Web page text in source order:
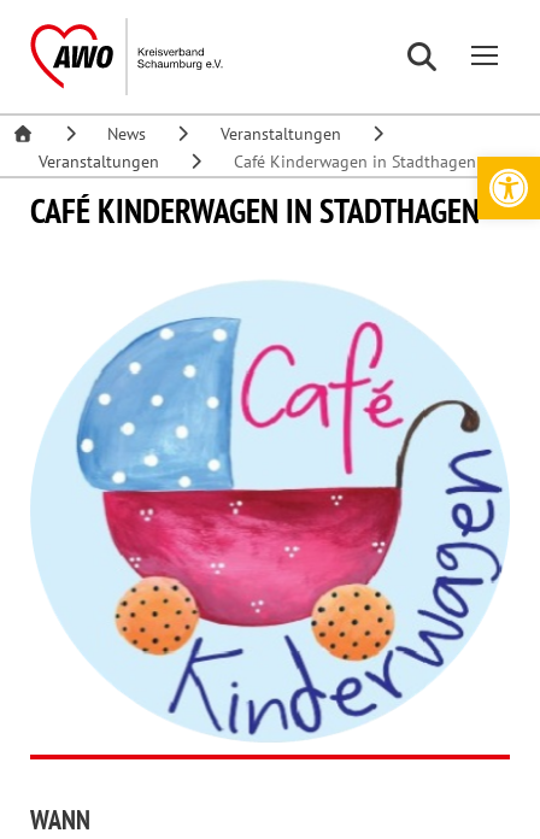
News
Veranstaltungen
Veranstaltungen
Café Kinderwagen in Stadthagen
CAFÉ KINDERWAGEN IN STADTHAGEN
WANN
Werkzeugleiste öffnen